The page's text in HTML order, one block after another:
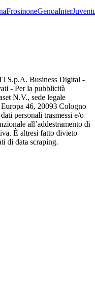
FrosinoneGenoaInter
S.p.A. Business Digital -
- Per la pubblicità
N.V., sede legale
46, 20093 Cologno
personali trasmessi e/o
all’addestramento di
È altresì fatto divieto
di data scraping.